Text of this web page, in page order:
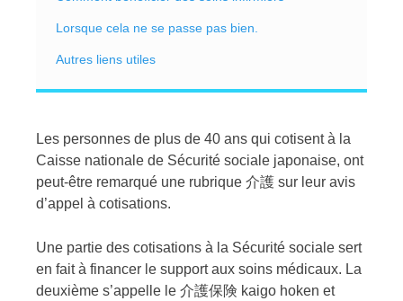
Lorsque cela ne se passe pas bien.
Autres liens utiles
Les personnes de plus de 40 ans qui cotisent à la
Caisse nationale de Sécurité sociale japonaise, ont
peut-être remarqué une rubrique 介護 sur leur avis
d’appel à cotisations.
Une partie des cotisations à la Sécurité sociale sert
en fait à financer le support aux soins médicaux. La
deuxième s’appelle le 介護保険 kaigo hoken et